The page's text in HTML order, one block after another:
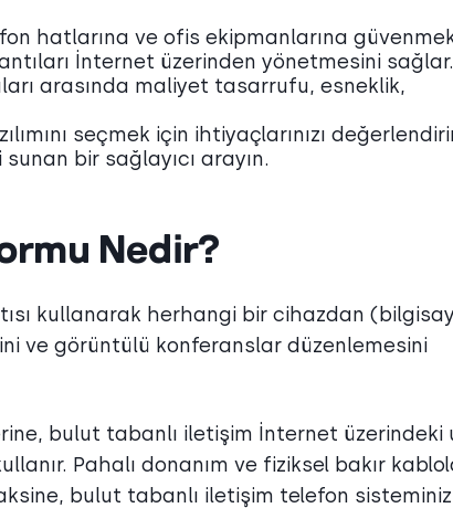
hatlarına ve ofis ekipmanlarına
İnternet üzerinden yönetmesini
arasında maliyet tasarrufu, esneklik,
seçmek için ihtiyaçlarınızı
bir sağlayıcı arayın.
Nedir?
kullanarak herhangi bir cihazdan
ve görüntülü konferanslar düzenlemesini
bulut tabanlı iletişim İnternet üzerindeki
Pahalı donanım ve fiziksel bakır
bulut tabanlı iletişim telefon